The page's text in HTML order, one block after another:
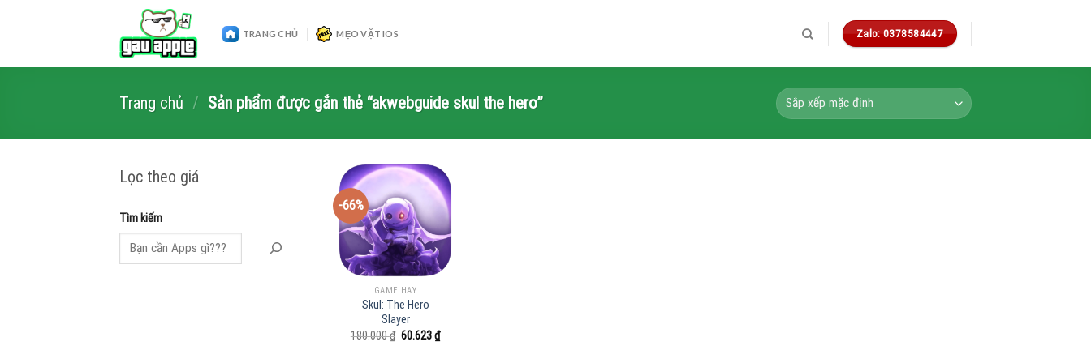
TRANG CHỦ MẸO VẶT IOS Zalo: 0378584447
Trang chủ / Sản phẩm được gắn thẻ “akwebguide skul the hero”
Lọc theo giá
Tìm kiếm
-66%
GAME HAY
Skul: The Hero
Slayer
180.000₫ Giá
60.623₫Giá
hiện